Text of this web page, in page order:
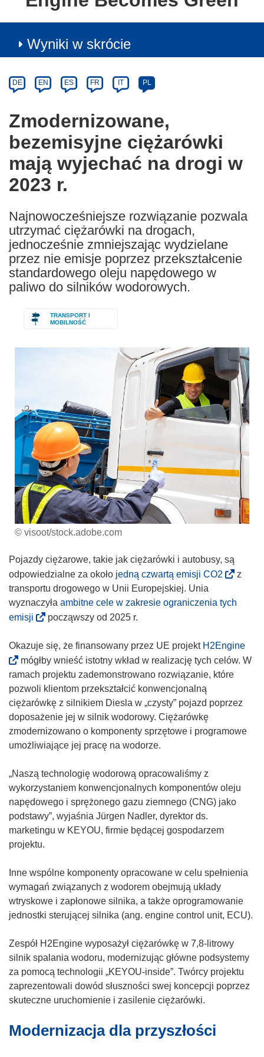
Wyniki w skrócie
Category
Article
available
the
following
languages:
DE EN ES FR IT PL
Zmodernizowane,
bezemisyjne ciężarówki
mają wyjechać na drogi w
2023 r.
Najnowocześniejsze rozwiązanie pozwala
utrzymać ciężarówki na drogach,
jednocześnie zmniejszając wydzielane
przez nie emisje poprzez przekształcenie
standardowego oleju napędowego w
paliwo do silników wodorowych.
TRANSPORT I
MOBILNOŚĆ
© visoot/stock.adobe.com
Pojazdy ciężarowe, takie jak ciężarówki i autobusy, są
odpowiedzialne za około jedną czwartą emisji CO2
d
ś
n
i
o
w
y
s
ę
o
y
m
k
n
i
e
z
transportu drogowego w Unii Europejskiej. Unia
wyznaczyła ambitne cele w zakresie ograniczenia tych
emisji
d
n
o
ś
n
i
k
o
w
o
r
z
y
s
ę
w
n
o
y
m
o
k
n
e
począwszy od 2025 r.
Okazuje się, że finansowany przez UE projekt H2Engine(
o
n
s
w
w
m
mógłby wnieść istotny wkład w realizację tych celów. W
ramach projektu zademonstrowano rozwiązanie, które
pozwoli klientom przekształcić konwencjonalną
ciężarówkę z silnikiem Diesla w „czysty” pojazd poprzez
doposażenie jej w silnik wodorowy. Ciężarówkę
zmodernizowano o komponenty sprzętowe i programowe
umożliwiające jej pracę na wodorze.
„Naszą technologię wodorową opracowaliśmy z
wykorzystaniem konwencjonalnych komponentów oleju
napędowego i sprężonego gazu ziemnego (CNG) jako
podstawy”, wyjaśnia Jürgen Nadler, dyrektor ds.
marketingu w KEYOU, firmie będącej gospodarzem
projektu.
Inne wspólne komponenty opracowane w celu spełnienia
wymagań związanych z wodorem obejmują układy
wtryskowe i zapłonowe silnika, a także oprogramowanie
jednostki sterującej silnika (ang. engine control unit, ECU).
Zespół H2Engine wyposażył ciężarówkę w 7,8-litrowy
silnik spalania wodoru, modernizując główne podsystemy
za pomocą technologii „KEYOU-inside”. Twórcy projektu
zaprezentowali dowód słuszności swej koncepcji poprzez
skuteczne uruchomienie i zasilenie ciężarówki.
Modernizacja dla przyszłości